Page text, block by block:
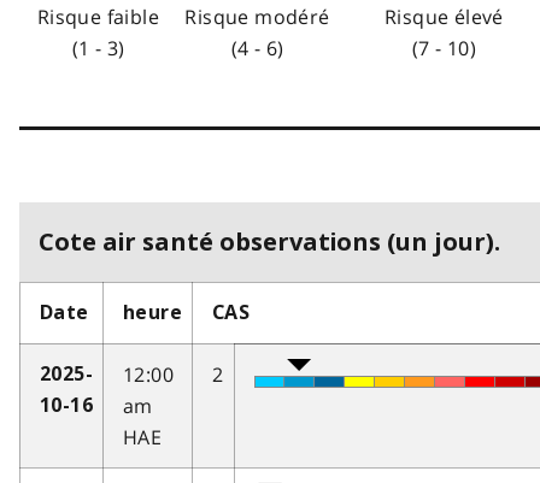
Risque faible
(1 - 3)
Risque modéré
(4 - 6)
Risque élevé
(7 - 10)
Cote air santé observations (un jour).
Date heure CAS
2025-
10-16
12:00
am
HAE
2